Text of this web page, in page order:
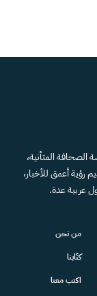
2013، تنتمي لمدرسة الصحافة المتأنية،
رؤية أعمق للأخبار،
عربية عدة.
من نحن
كتّابنا
اكتب معنا